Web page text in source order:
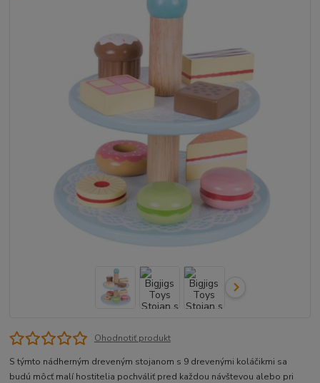
Ohodnotiť produkt
S týmto nádherným dreveným stojanom s 9 drevenými koláčikmi sa
budú môcť malí hostitelia pochváliť pred každou návštevou alebo pri